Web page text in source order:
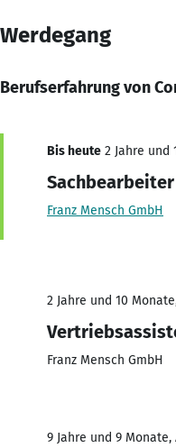
Werdegang
Berufserfahrung von
Bis heute 2 Jahre und
Franz Mensch GmbH
2 Jahre und 10
Franz Mensch GmbH
9 Jahre und 9 Monate,